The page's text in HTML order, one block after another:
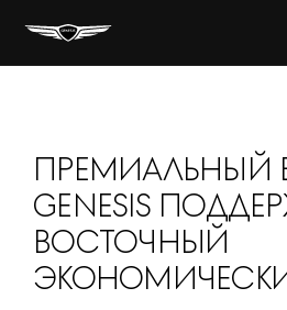
ПРЕМИАЛЬНЫЙ
GENESIS
ВОСТОЧНЫЙ